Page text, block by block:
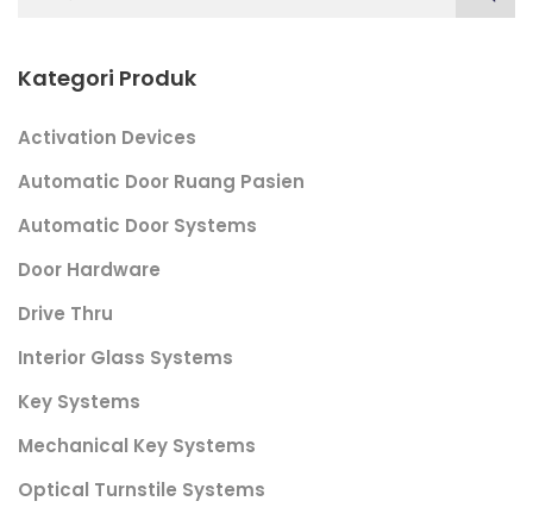
Kategori Produk
Activation Devices
Automatic Door Ruang Pasien
Automatic Door Systems
Door Hardware
Drive Thru
Interior Glass Systems
Key Systems
Mechanical Key Systems
Optical Turnstile Systems